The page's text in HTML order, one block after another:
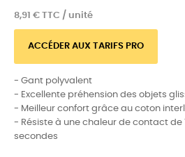
8,91 € TTC / unité
ACCÉDER AUX TARIFS PRO
- Gant polyvalent
- Excellente préhension des objets
- Meilleur confort grâce au coton
- Résiste à une chaleur de contact de
secondes